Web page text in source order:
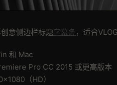
意侧边栏标题字幕条 ，适合
和 Mac
Pro CC 2015 或更高版本
（HD）